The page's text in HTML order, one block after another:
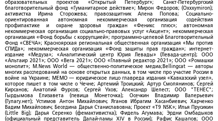
образовательных проектов «Открытый Петербург»; Санкт-Петербургский
благотворительный фонд «Гуманитарное действие»; Мирон Федоров; (Oxxxymiron);
активистка Ирина Сторожева; правозащитник Алена Попова; Социально-
ориентированная автономная некоммерческая организация содействия
профилактике и охране здоровья граждан «Феникс плюс»; автономная
некоммерческая организация социально-правовых услуг «Акцент»; некоммерческая
организация «Фонд борьбы с коррупцией»; программно-целевой Благотворительный
Фонд «СВЕЧА»; Красноярская региональная общественная организация «Мы против
СПИДа»; некоммерческая организация «Фонд защиты прав граждан»; интернет-
издание «Медуза»; «Аналитический центр Юрия Левады» (Левада-центр); ООО
«Альтаир 2021»; ООО «Вега 2021»; ООО «Главный редактор 2021»; ООО «Ромашки
монолит»; M.News World — общественно-политическое медиа;Bellingcat — авторы
многих расследований на основе открытых данных, в том числе про участие России в
войне на Украине; МЕМО — юридическое лицо главреда издания «Кавказский узел»,
которое пишет в том числе о Чечне; Артемий Троицкий; Артур Смолянинов; Сергей
Кирсанов; Анатолий Фурсов; Сергей Ухов; Александр Шелест; ООО "ТЕНЕС";
Гырдымова Елизавета (певица Монеточка); Осечкин Владимир Валерьевич
(Гулагу.нет); Устимов Антон Михайлович; Яганов Ибрагим Хасанбиевич; Харченко
Вадим Михайлович; Беседина Дарья Станиславовна; Проект «T9 NSK»; Илья Прусикин
(Little Big); Дарья Серенко (фемактивистка); Фидель Агумава; Эрдни Омбадыков
(официальный представитель Далай-ламы XIV в России); Рафис Кашапов; ООО